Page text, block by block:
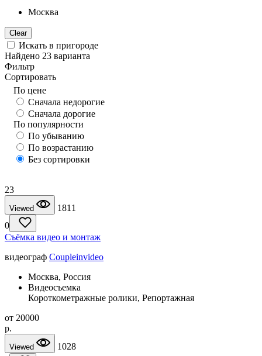
Москва
Clear
Искать в пригороде
Найдено 23 варианта
Фильтр
Сортировать
По цене
Сначала недорогие
Сначала дорогие
По популярности
По убыванию
По возрастанию
Без сортировки
23
Viewed
1811
0
Съёмка видео и монтаж
видеограф Coupleinvideo
Москва, Россия
Видеосъемка
Короткометражные ролики, Репортажная
от 20000
p.
Viewed
1028